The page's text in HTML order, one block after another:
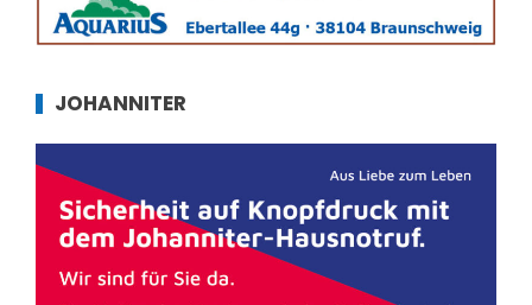
JOHANNITER